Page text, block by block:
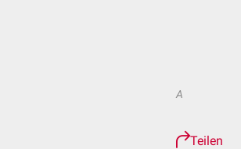
A
Teilen